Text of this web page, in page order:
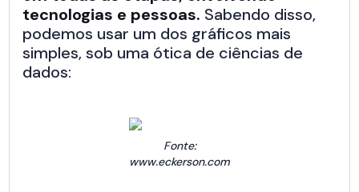
tecnologias e pessoas. Sabendo disso,
podemos usar um dos gráficos mais
simples, sob uma ótica de ciências de
dados:
Fonte:
www.eckerson.com